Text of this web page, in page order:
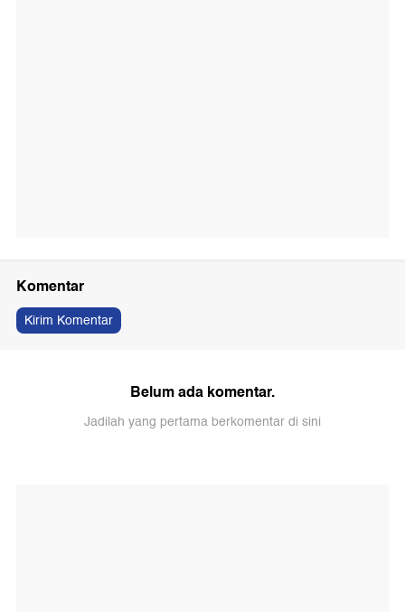
Komentar
Kirim Komentar
Belum ada komentar.
Jadilah yang pertama berkomentar di sini